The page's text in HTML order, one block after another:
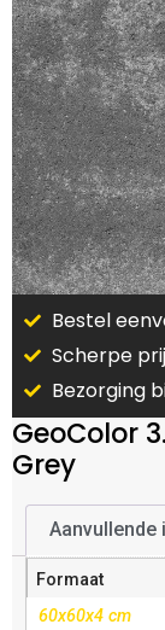
Bestel
Scherpe
Bezorging
GeoColor
Grey
Formaat
60x60x4 cm